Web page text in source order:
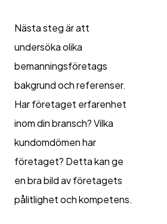
Nästa steg är att
undersöka olika
bemanningsföretags
bakgrund och referenser.
Har företaget erfarenhet
inom din bransch? Vilka
kundomdömen har
företaget? Detta kan ge
en bra bild av företagets
pålitlighet och kompetens.